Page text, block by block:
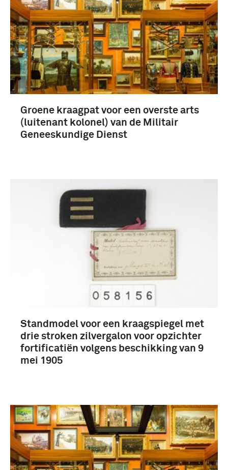
Groene kraagpat voor een overste arts
(luitenant kolonel) van de Militair
Geneeskundige Dienst
Standmodel voor een kraagspiegel met
drie stroken zilvergalon voor opzichter
fortificatiën volgens beschikking van 9
mei 1905